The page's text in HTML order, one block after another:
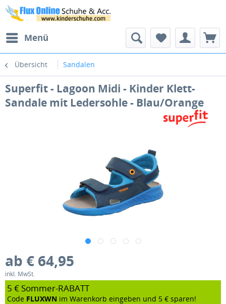
Menü
Übersicht Sandalen
Superfit - Lagoon Midi - Kinder Klett-
Sandale mit Ledersohle - Blau/Orange
ab € 64,95
inkl. MwSt.
5 € Sommer-RABATT
Code FLUXWN im Warenkorb eingeben und 5 € sparen!